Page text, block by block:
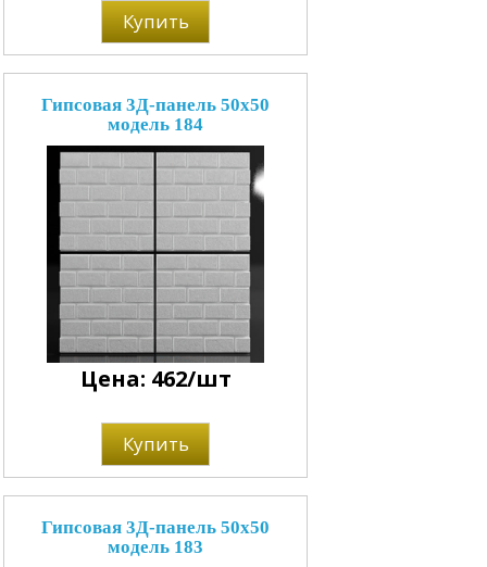
Купить
Гипсовая 3Д-панель 50x50
модель 184
Цена: 462/шт
Купить
Гипсовая 3Д-панель 50x50
модель 183